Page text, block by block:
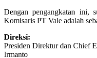
Dengan pengangkatan ini,
Komisaris PT Vale adalah
Direksi:
Presiden Direktur dan
Irmanto